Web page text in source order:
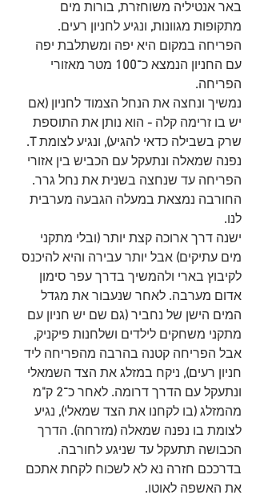
באר אנטיליה משוחזרת, בורות מים
מתקופות מגוונות, ונגיע לחניון רעים.
הפריחה במקום היא יפה ומשתלבת יפה
עם החניון הנמצא כ־100 מטר מאזורי
הפריחה.
נמשיך ונחצה את הנחל הצמוד לחניון (אם
יש בו זרימה קלה - הוא נותן את התוספת
שרק בשבילה כדאי להגיע), ונגיע לצומת T.
נפנה שמאלה ונתעקל עם הכביש בין אזורי
הפריחה עד שנחצה בשנית את נחל גרר.
החורבה נמצאת במעלה הגבעה מערבית
לנו.
ישנה דרך ארוכה קצת יותר (ובלי מתקני
מים עתיקים) אבל יותר עבירה והיא להיכנס
לקיבוץ בארי ולהמשיך בדרך עפר סימון
אדום מערבה. לאחר שנעבור את מגדל
המים הישן של נחביר (גם שם יש חניון עם
מתקני משחקים לילדים ושלחנות פיקניק,
אבל הפריחה קטנה בהרבה מהפריחה ליד
חניון רעים), ניקח במזלג את הצד השמאלי
ונתעקל עם הדרך דרומה. לאחר כ־2 ק"מ
מהמזלג (בו לקחנו את הצד שמאלי), נגיע
לצומת בו נפנה שמאלה (מזרחה). הדרך
הכבושה תתעקל עד שניגע לחורבה.
בדרככם חזרה נא לא לשכוח לקחת אתכם
את האשפה לאוטו.